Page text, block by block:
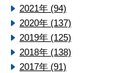
2021年 (94)
2020年 (137)
2019年 (125)
2018年 (138)
2017年 (91)